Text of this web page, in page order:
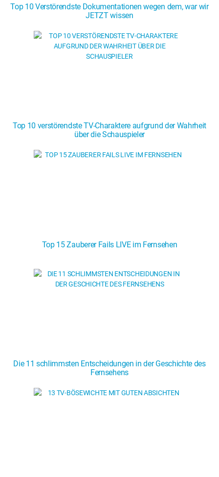
Top 10 Verstörendste Dokumentationen wegen dem, war wir
JETZT wissen
Top 10 verstörendste TV-Charaktere aufgrund der Wahrheit
über die Schauspieler
Top 15 Zauberer Fails LIVE im Fernsehen
Die 11 schlimmsten Entscheidungen in der Geschichte des
Fernsehens